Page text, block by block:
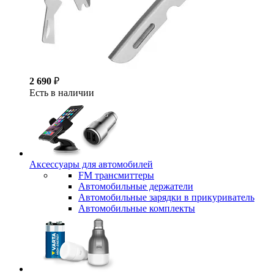
2 690 ₽
Есть в наличии
Аксессуары для автомобилей
FM трансмиттеры
Автомобильные держатели
Автомобильные зарядки в прикуриватель
Автомобильные комплекты